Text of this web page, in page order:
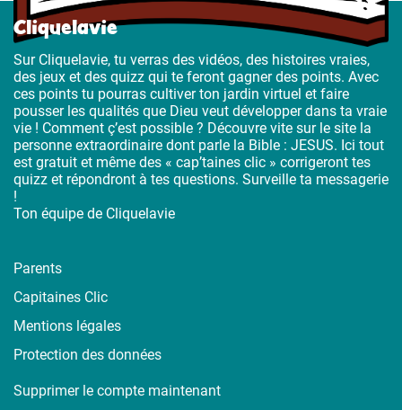
Cliquelavie
Sur Cliquelavie, tu verras des vidéos, des histoires vraies,
des jeux et des quizz qui te feront gagner des points. Avec
ces points tu pourras cultiver ton jardin virtuel et faire
pousser les qualités que Dieu veut développer dans ta vraie
vie ! Comment ç’est possible ? Découvre vite sur le site la
personne extraordinaire dont parle la Bible : JESUS. Ici tout
est gratuit et même des « cap’taines clic » corrigeront tes
quizz et répondront à tes questions. Surveille ta messagerie
!
Ton équipe de Cliquelavie
Parents
Capitaines Clic
Mentions légales
Protection des données
Supprimer le compte maintenant